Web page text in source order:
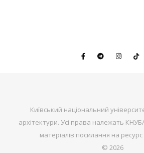
Київський національний
архітектури. Усі права належать
матеріалів посилання на
© 2026